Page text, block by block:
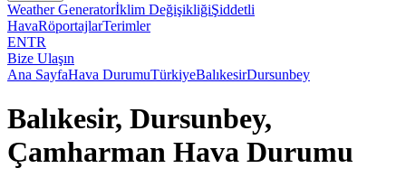
Weather Generatorİklim DeğişikliğiŞiddetli
HavaRöportajlarTerimler
ENTR
Bize Ulaşın
Ana SayfaHava DurumuTürkiyeBalıkesirDursunbey
Balıkesir, Dursunbey,
Çamharman Hava Durumu